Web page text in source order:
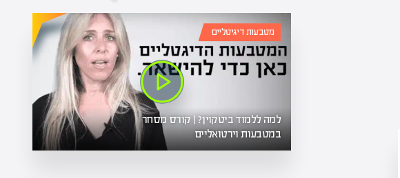
מטבעות דיגיטליים
למה ללמוד ביטקוין? | קורס מסחר
במטבעות וירטואליים